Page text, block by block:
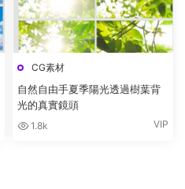
CG素材
自然自由手夏季陽光透過樹葉背
光的真實鏡頭
1.8k VIP